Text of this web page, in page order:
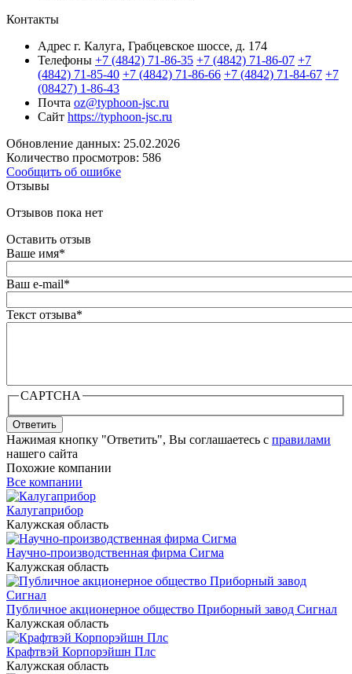
Контакты
Адрес г. Калуга, Грабцевское шоссе, д. 174
Телефоны +7 (4842) 71-86-35 +7 (4842) 71-86-07 +7
(4842) 71-85-40 +7 (4842) 71-86-66 +7 (4842) 71-84-67 +7
(08427) 1-86-43
Почта oz@typhoon-jsc.ru
Сайт https://typhoon-jsc.ru
Обновление данных: 25.02.2026
Количество просмотров: 586
Сообщить об ошибке
Отзывы
Отзывов пока нет
Оставить отзыв
Ваше имя*
Ваш e-mail*
Текст отзыва*
CAPTCHA
Ответить
Нажимая кнопку "Ответить", Вы соглашаетесь с правилами
нашего сайта
Похожие компании
Все компании
Калугаприбор
Калужская область
Научно-производственная фирма Сигма
Калужская область
Публичное акционерное общество Приборный завод Сигнал
Калужская область
Крафтвэй Корпорэйшн Плс
Калужская область